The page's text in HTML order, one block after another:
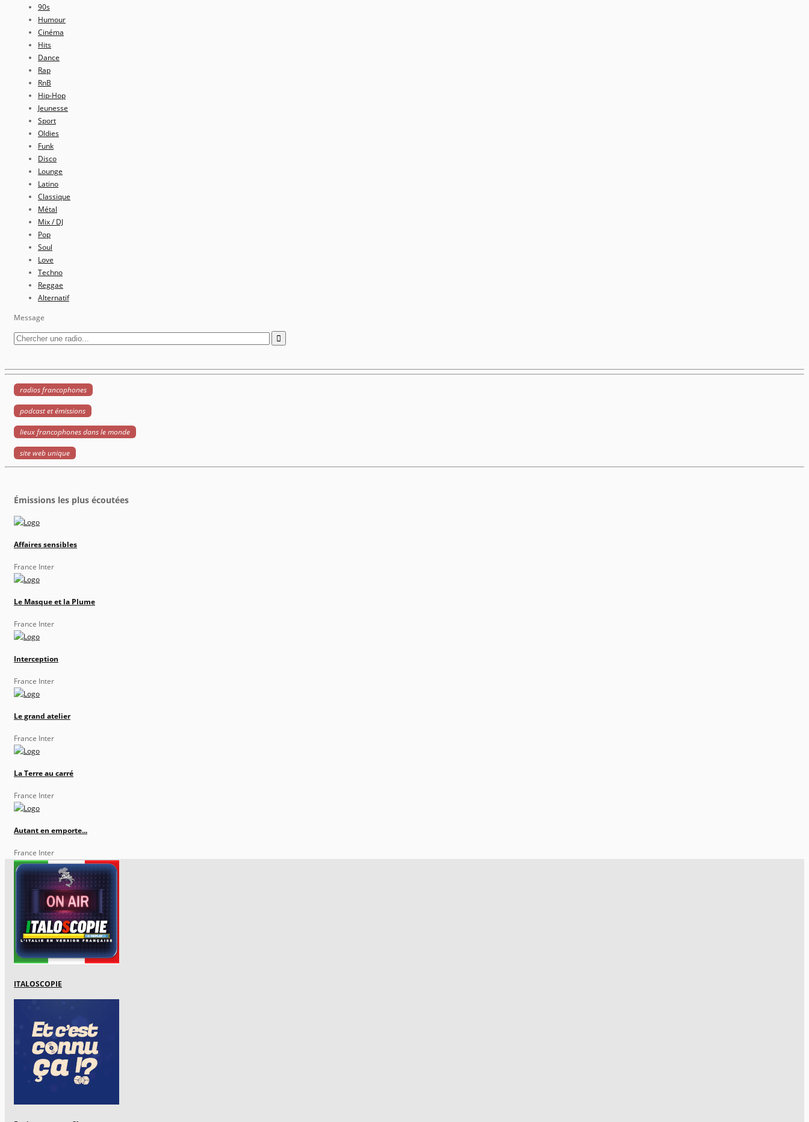
90s
Humour
Cinéma
Hits
Dance
Rap
RnB
Hip-Hop
Jeunesse
Sport
Oldies
Funk
Disco
Lounge
Latino
Classique
Métal
Mix / DJ
Pop
Soul
Love
Techno
Reggae
Alternatif
Message
radios francophones
podcast et émissions
lieux francophones dans le monde
site web unique
Émissions les plus écoutées
Affaires sensibles
France Inter
Le Masque et la Plume
France Inter
Interception
France Inter
Le grand atelier
France Inter
La Terre au carré
France Inter
Autant en emporte...
France Inter
ITALOSCOPIE